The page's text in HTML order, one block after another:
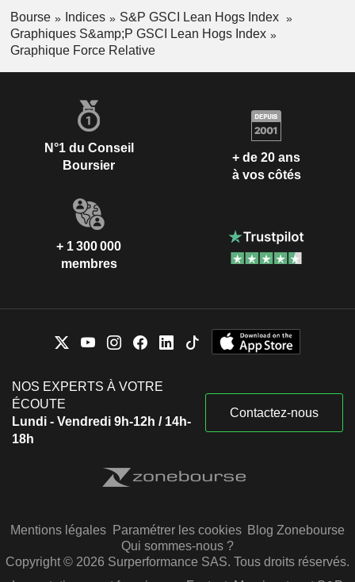
Bourse Indices
S&P GSCI Lean Hogs Index
Graphiques S&amp;P GSCI Lean Hogs Index
Graphique Force Relative
N°1 du Conseil
Boursier
+ de 20 ans
à vos côtés
+ 1 300 000
membres
NOS EXPERTS À VOTRE
ÉCOUTE
Lundi - Vendredi 9h-12h / 14h-
18h
Contactez-nous
Mentions légales Paramétrer les cookies Blog Zonebourse
Qui sommes-nous ?
Copyright © 2026 Surperformance SAS. Tous droits réservés.